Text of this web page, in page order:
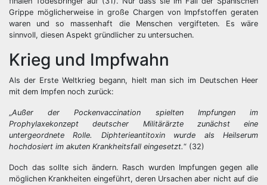
Grippe möglicherweise in große Chargen von Impfstoffen geraten
waren und so massenhaft die Menschen vergifteten. Es wäre
sinnvoll, diesen Aspekt gründlicher zu untersuchen.
Krieg und Impfwahn
Als der Erste Weltkrieg begann, hielt man sich im Deutschen Heer
mit dem Impfen noch zurück:
„Außer der Pockenvaccination spielten Impfungen im
Prophylaxekonzept deutscher Militärärzte zunächst eine
untergeordnete Rolle. Diphterieantitoxin wurde als Heilserum
hochdosiert im akuten Krankheitsfall eingesetzt.“ (32)
Doch das sollte sich ändern. Rasch wurden Impfungen gegen alle
möglichen Krankheiten eingeführt, deren Ursachen aber nicht auf die